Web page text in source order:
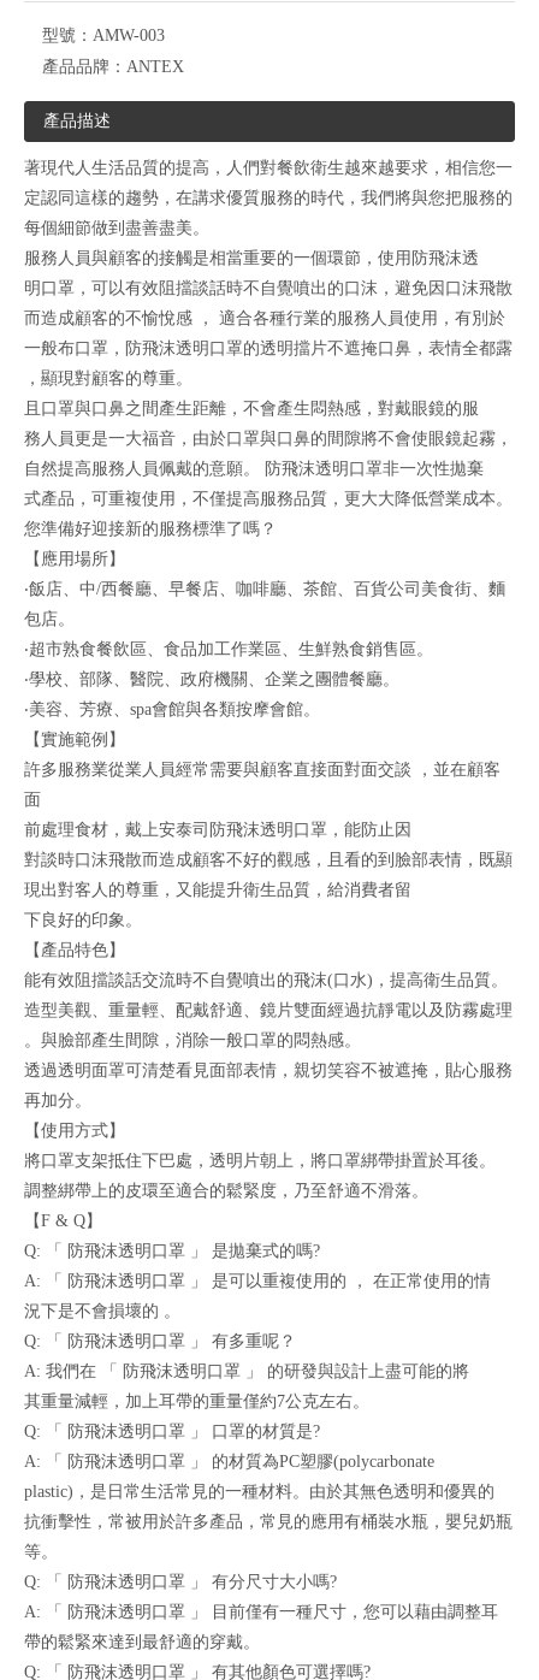
型號： AMW-003
產品品牌： ANTEX
產品描述
著現代人生活品質的提高，人們對餐飲衛生越來越要求，相信您一
定認同這樣的趨勢，在講求優質服務的時代，我們將與您把服務的
每個細節做到盡善盡美。
服務人員與顧客的接觸是相當重要的一個環節，使用防飛沫透
明口罩，可以有效阻擋談話時不自覺噴出的口沫，避免因口沫飛散
而造成顧客的不愉悅感 ， 適合各種行業的服務人員使用，有別於
一般布口罩，防飛沫透明口罩的透明擋片不遮掩口鼻，表情全都露
，顯現對顧客的尊重。
且口罩與口鼻之間產生距離，不會產生悶熱感，對戴眼鏡的服
務人員更是一大福音，由於口罩與口鼻的間隙將不會使眼鏡起霧，
自然提高服務人員佩戴的意願。 防飛沫透明口罩非一次性拋棄
式產品，可重複使用，不僅提高服務品質，更大大降低營業成本。
您準備好迎接新的服務標準了嗎？
【應用場所】
‧飯店、中/西餐廳、早餐店、咖啡廳、茶館、百貨公司美食街、麵
包店。
‧超市熟食餐飲區、食品加工作業區、生鮮熟食銷售區。
‧學校、部隊、醫院、政府機關、企業之團體餐廳。
‧美容、芳療、spa會館與各類按摩會館。
【實施範例】
許多服務業從業人員經常需要與顧客直接面對面交談 ，並在顧客
面
前處理食材，戴上安泰司防飛沫透明口罩，能防止因
對談時口沫飛散而造成顧客不好的觀感，且看的到臉部表情，既顯
現出對客人的尊重，又能提升衛生品質，給消費者留
下良好的印象。
【產品特色】
能有效阻擋談話交流時不自覺噴出的飛沫(口水)，提高衛生品質。
造型美觀、重量輕、配戴舒適、鏡片雙面經過抗靜電以及防霧處理
。與臉部產生間隙，消除一般口罩的悶熱感。
透過透明面罩可清楚看見面部表情，親切笑容不被遮掩，貼心服務
再加分。
【使用方式】
將口罩支架抵住下巴處，透明片朝上，將口罩綁帶掛置於耳後。
調整綁帶上的皮環至適合的鬆緊度，乃至舒適不滑落。
【F & Q】
Q: 「 防飛沫透明口罩 」 是拋棄式的嗎?
A: 「 防飛沫透明口罩 」 是可以重複使用的 ， 在正常使用的情
況下是不會損壞的 。
Q: 「 防飛沫透明口罩 」 有多重呢？
A: 我們在 「 防飛沫透明口罩 」 的研發與設計上盡可能的將
其重量減輕，加上耳帶的重量僅約7公克左右。
Q: 「 防飛沫透明口罩 」 口罩的材質是?
A: 「 防飛沫透明口罩 」 的材質為PC塑膠(polycarbonate
plastic)，是日常生活常見的一種材料。由於其無色透明和優異的
抗衝擊性，常被用於許多產品，常見的應用有桶裝水瓶，嬰兒奶瓶
等。
Q: 「 防飛沫透明口罩 」 有分尺寸大小嗎?
A: 「 防飛沫透明口罩 」 目前僅有一種尺寸，您可以藉由調整耳
帶的鬆緊來達到最舒適的穿戴。
Q: 「 防飛沫透明口罩 」 有其他顏色可選擇嗎?